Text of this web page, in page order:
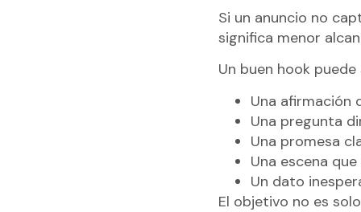
Si un anuncio no
significa menor
Un buen hook puede
Una afirmación
Una pregunta
Una promesa
Una escena
Un dato
El objetivo no es